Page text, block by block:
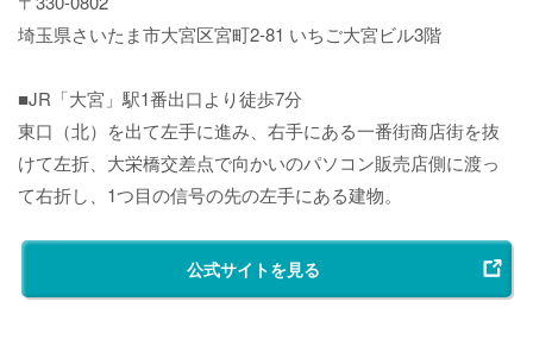
埼玉県さいたま市大宮区宮町2-81 いちご大宮ビル3階
■JR「大宮」駅1番出口より徒歩7分
東口（北）を出て左手に進み、右手にある一番街商店街を抜
けて左折、大栄橋交差点で向かいのパソコン販売店側に渡っ
て右折し、1つ目の信号の先の左手にある建物。
公式サイトを見る